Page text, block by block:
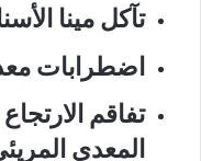
تآكل مينا
اضطرابات
تفاقم
المعدي